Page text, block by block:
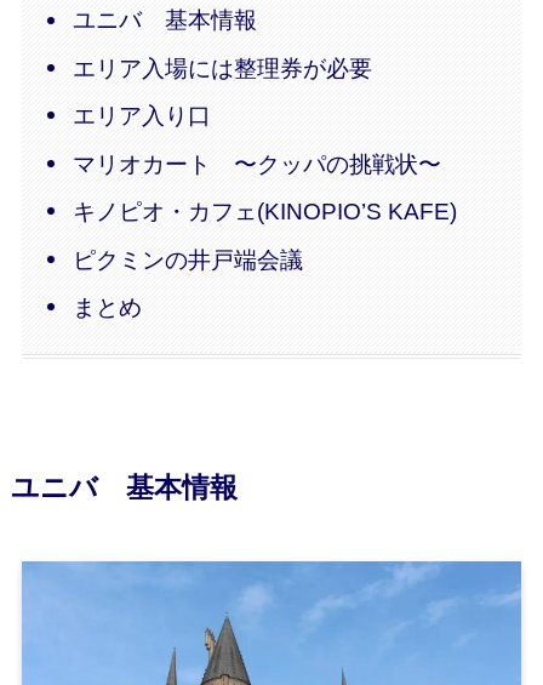
ユニバ 基本情報
エリア入場には整理券が必要
エリア入り口
マリオカート 〜クッパの挑戦状〜
キノピオ・カフェ(KINOPIO’S KAFE)
ピクミンの井戸端会議
まとめ
ユニバ 基本情報